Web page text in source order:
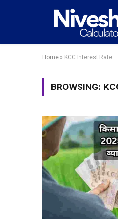
Home » KCC Interest Rate
BROWSING: